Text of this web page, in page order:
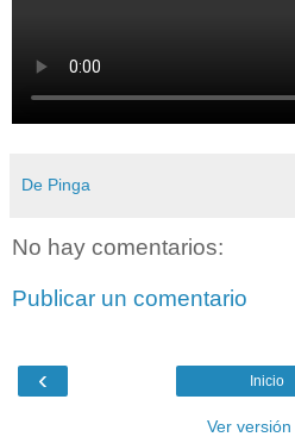
De Pinga
No hay comentarios:
Publicar un comentario
‹ Inicio
Ver versión